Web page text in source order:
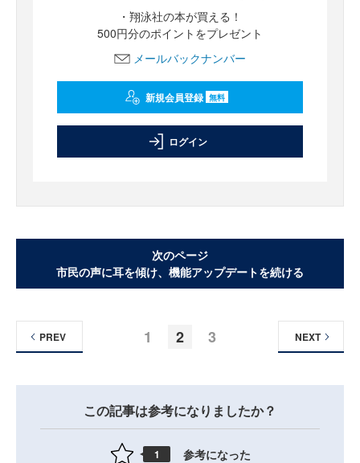
・翔泳社の本が買える！
500円分のポイントをプレゼント
メールバックナンバー
新規会員登録 無料
ログイン
次のページ
市民の声に耳を傾け、機能アップデートを続ける
1 2 3
PREV NEXT
この記事は参考になりましたか？
1 参考になった